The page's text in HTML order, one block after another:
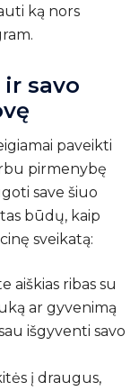
ką nors
.
savo
paveikti
pirmenybę
save šiuo
būdų, kaip
sveikatą:
aiškias ribas su
ar gyvenimą
išgyventi savo
į draugus,